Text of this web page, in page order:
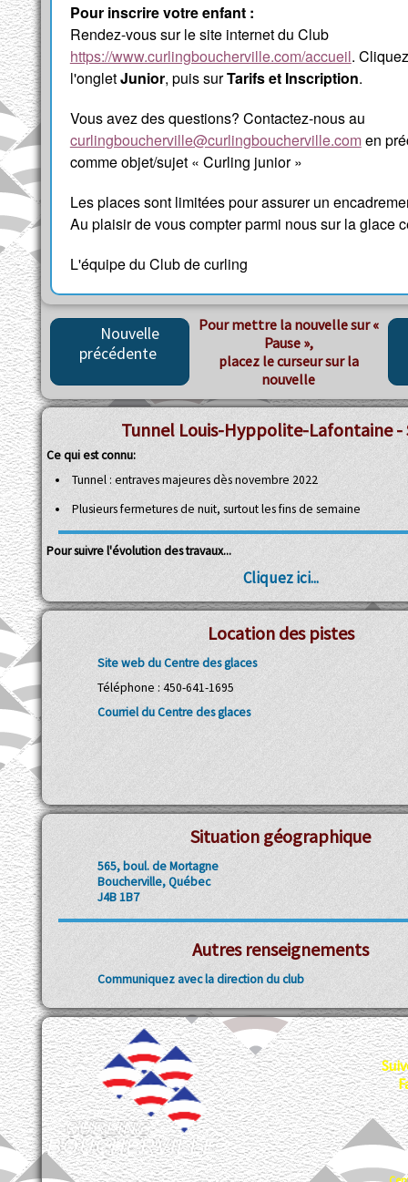
Pour inscrire votre enfant :
Rendez-vous sur le site internet du Club
https://www.curlingboucherville.com/accueil.
l'ongletJunior, puis surTarifs et Inscription.
Vous avez des questions? Contactez-nous au
curlingboucherville@curlingboucherville.comen
comme objet/sujet « Curling junior »
Les places sont limitées pour assurer un
Au plaisir de vous compter parmi nous sur la glace
L'équipe du Club de curling
Nouvelle
précédente
Pour mettre la nouvelle sur
« Pause »,
placez le curseur sur la
nouvelle
Tunnel Louis-Hyppolite-Lafontaine -
Ce qui est connu:
Tunnel : entraves majeures dès novembre 2022
Plusieurs fermetures de nuit, surtout les fins de semaine
Pour suivre l'évolution des travaux...
Cliquez ici...
Location des pistes
Site web du Centre des glaces
Téléphone : 450-641-1695
Courriel du Centre des glaces
Situation géographique
565, boul. de Mortagne
Boucherville, Québec
J4B 1B7
Autres renseignements
Communiquez avec la direction du club